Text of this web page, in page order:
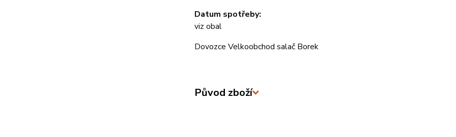
Datum spotřeby:
viz obal
Dovozce Velkoobchod salač Borek
Původ zboží